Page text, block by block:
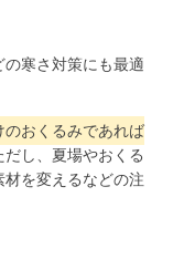
寒さ対策にも最適
のおくるみであれば
だし、夏場やおくる
を変えるなどの注